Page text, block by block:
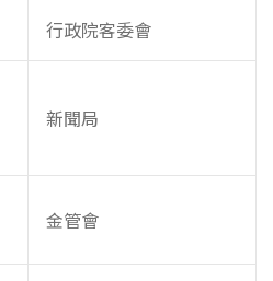
行政院客委會
新聞局
金管會